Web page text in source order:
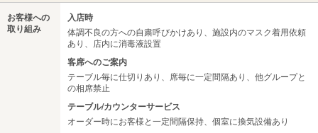
お客様への
取り組み
入店時
体調不良の方への自粛呼びかけあり、施設内のマスク着用依頼
あり、店内に消毒液設置
客席へのご案内
テーブル毎に仕切りあり、席毎に一定間隔あり、他グループと
の相席禁止
テーブル/カウンターサービス
オーダー時にお客様と一定間隔保持、個室に換気設備あり